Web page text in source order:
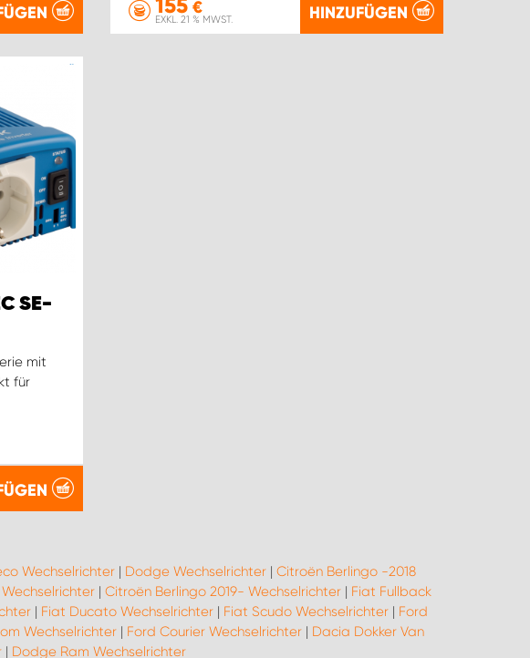
€
EXKL. 21 % MWST. HINZUFÜGEN
SE-
mit
für
Wechselrichter| Dodge Wechselrichter| Citroën Berlingo -2018
| Citroën Berlingo 2019- Wechselrichter | Fiat Fullback
| Fiat Ducato Wechselrichter | Fiat Scudo Wechselrichter | Ford
Wechselrichter | Ford Courier Wechselrichter | Dacia Dokker Van
| Dodge Ram Wechselrichter